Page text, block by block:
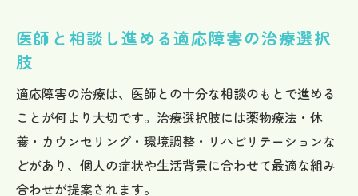
医師と相談し進める適応障害の治療選択
肢
適応障害の治療は、医師との十分な相談のもとで進める
ことが何より大切です。治療選択肢には薬物療法・休
養・カウンセリング・環境調整・リハビリテーションな
どがあり、個人の症状や生活背景に合わせて最適な組み
合わせが提案されます。